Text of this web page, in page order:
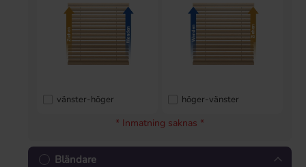
vänster-höger höger-vänster
* Inmatning saknas *
Bländare